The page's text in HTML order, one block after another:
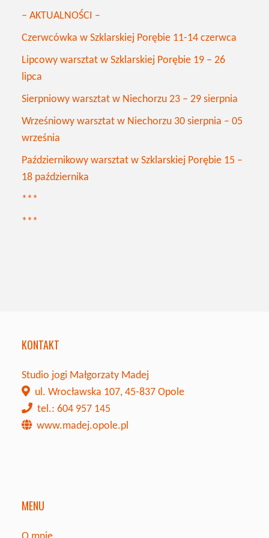
– AKTUALNOŚCI –
Czerwcówka w Szklarskiej Porębie 11-14 czerwca
Lipcowy warsztat w Szklarskiej Porębie 19 – 26
lipca
Sierpniowy warsztat w Niechorzu 23 – 29 sierpnia
Wrześniowy warsztat w Niechorzu 30 sierpnia – 05
września
Październikowy warsztat w Szklarskiej Porębie 15 –
18 października
***
***
KONTAKT
Studio jogi Małgorzaty Madej
ul. Wrocławska 107, 45-837 Opole
tel.: 604 957 145
www.madej.opole.pl
MENU